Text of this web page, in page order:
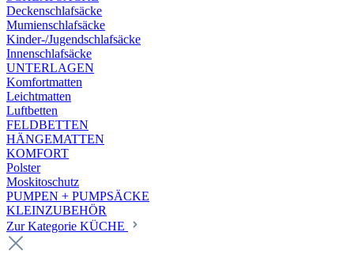
Deckenschlafsäcke
Mumienschlafsäcke
Kinder-/Jugendschlafsäcke
Innenschlafsäcke
UNTERLAGEN
Komfortmatten
Leichtmatten
Luftbetten
FELDBETTEN
HÄNGEMATTEN
KOMFORT
Polster
Moskitoschutz
PUMPEN + PUMPSÄCKE
KLEINZUBEHÖR
Zur Kategorie KÜCHE